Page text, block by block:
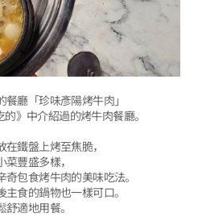
餐廳「珍味彥陽烤牛肉」
》中介紹過的烤牛肉餐廳。
鐵盤上烤至焦脆，
豐盛多樣，
包食烤牛肉的美味吃法。
食的鍋物也一樣可口。
適地用餐。